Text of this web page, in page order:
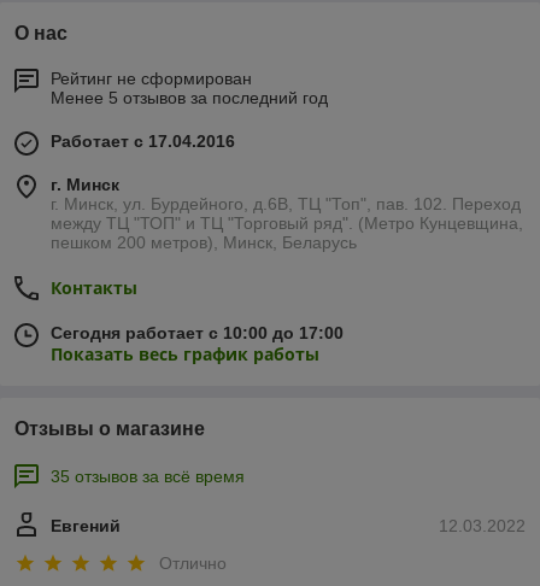
О нас
Рейтинг не сформирован
Менее 5 отзывов за последний год
Работает с 17.04.2016
г. Минск
г. Минск, ул. Бурдейного, д.6В, ТЦ "Топ", пав. 102. Переход
между ТЦ "ТОП" и ТЦ "Торговый ряд". (Метро Кунцевщина,
пешком 200 метров), Минск, Беларусь
Контакты
Сегодня работает с 10:00 до 17:00
Показать весь график работы
Отзывы о магазине
35 отзывов за всё время
12.03.2022
Евгений
Отлично